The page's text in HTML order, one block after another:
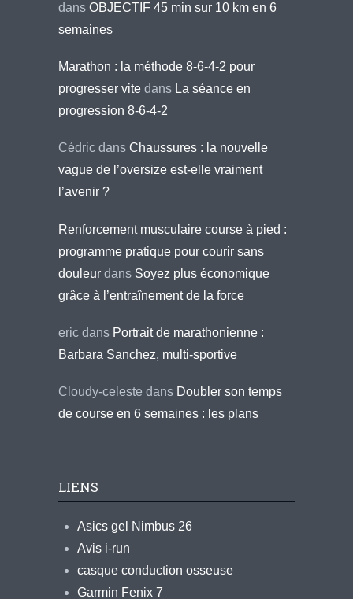
dans OBJECTIF 45 min sur 10 km en 6
semaines
Marathon : la méthode 8-6-4-2 pour
progresser vite dans La séance en
progression 8-6-4-2
Cédric dans Chaussures : la nouvelle
vague de l’oversize est-elle vraiment
l’avenir ?
Renforcement musculaire course à pied :
programme pratique pour courir sans
douleur dans Soyez plus économique
grâce à l’entraînement de la force
eric dans Portrait de marathonienne :
Barbara Sanchez, multi-sportive
Cloudy-celeste dans Doubler son temps
de course en 6 semaines : les plans
LIENS
Asics gel Nimbus 26
Avis i-run
casque conduction osseuse
Garmin Fenix 7